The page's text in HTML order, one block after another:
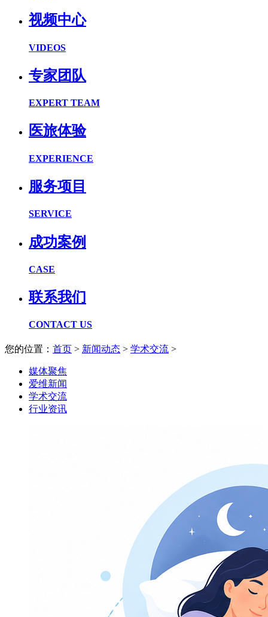
视频中心
VIDEOS
专家团队
EXPERT TEAM
医旅体验
EXPERIENCE
服务项目
SERVICE
成功案例
CASE
联系我们
CONTACT US
您的位置： 首页 > 新闻动态 > 学术交流 >
媒体聚焦
爱维新闻
学术交流
行业资讯